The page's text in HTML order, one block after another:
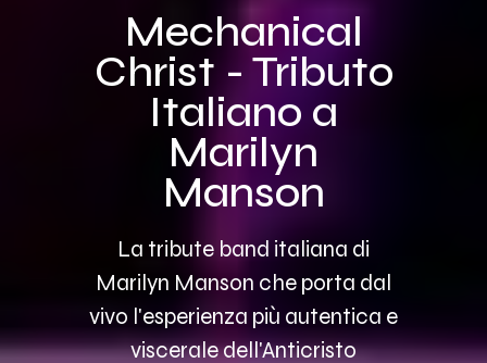
Mechanical
Christ - Tributo
Italiano a
Marilyn
Manson
La tribute band italiana di
Marilyn Manson che porta dal
vivo l'esperienza più autentica e
viscerale dell'Anticristo